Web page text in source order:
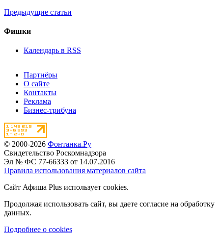
Предыдущие статьи
Фишки
Календарь в RSS
Партнёры
О сайте
Контакты
Реклама
Бизнес-трибуна
© 2000-2026 Фонтанка.Ру
Свидетельство Роскомнадзора
Эл № ФС 77-66333 от 14.07.2016
Правила использования материалов сайта
Сайт Афиша Plus использует cookies.
Продолжая использовать сайт, вы даете согласие на обработку
данных.
Подробнее о cookies